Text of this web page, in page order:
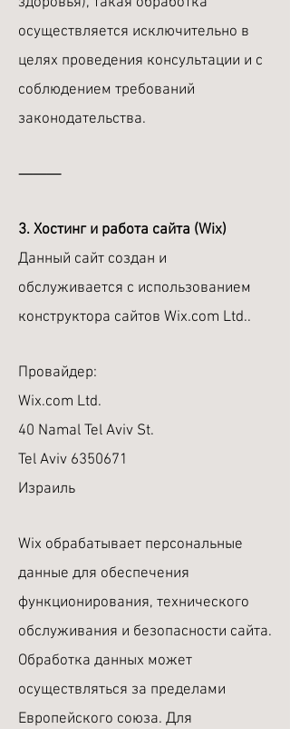
осуществляется исключительно в
целях проведения консультации и с
соблюдением требований
законодательства.
⸻
3. Хостинг и работа сайта (Wix)
Данный сайт создан и
обслуживается с использованием
конструктора сайтов Wix.com Ltd..
Провайдер:
Wix.com Ltd.
40 Namal Tel Aviv St.
Tel Aviv 6350671
Израиль
Wix обрабатывает персональные
данные для обеспечения
функционирования, технического
обслуживания и безопасности сайта.
Обработка данных может
осуществляться за пределами
Европейского союза. Для